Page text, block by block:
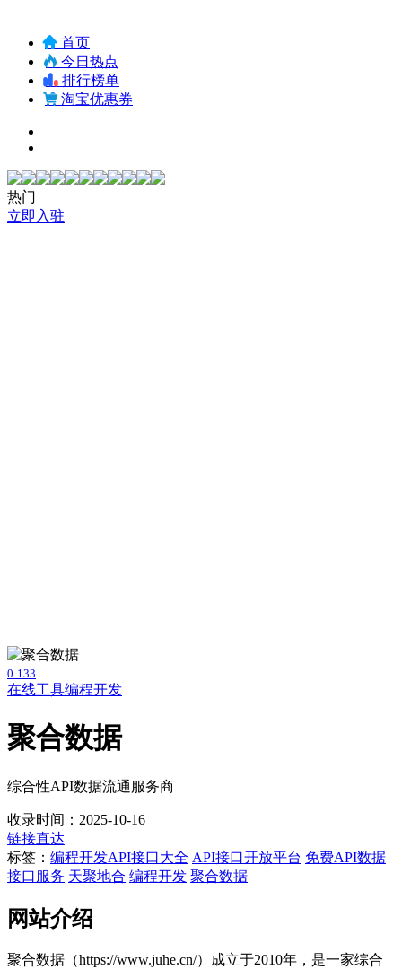
首页
今日热点
排行榜单
淘宝优惠券
热门
立即入驻
0 133
在线工具编程开发
聚合数据
综合性API数据流通服务商
收录时间：2025-10-16
链接直达
标签： 编程开发API接口大全 API接口开放平台 免费API数据
接口服务 天聚地合 编程开发 聚合数据
网站介绍
聚合数据（https://www.juhe.cn/）成立于2010年，是一家综合